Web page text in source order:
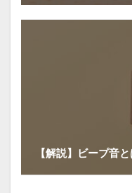
【解説】ビープ音